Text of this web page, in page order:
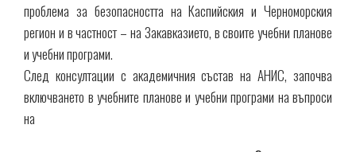
проблема за безопасността на Каспийския и Черноморския
регион и в частност – на Закавказието, в своите учебни планове
и учебни програми.
След консултации с академичния състав на АНИС, започва
включването в учебните планове и учебни програми на въпроси
на